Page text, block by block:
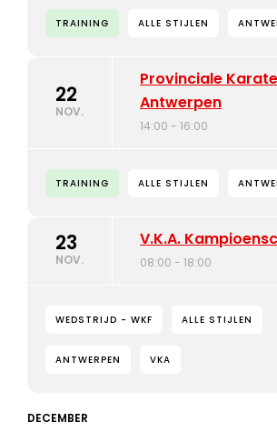
TRAINING ALLE STIJLEN
22
NOV.
Provinciale
Antwerpen
14:00 - 16:00
TRAINING ALLE STIJLEN
23
NOV.
V.K.A.
08:00 - 18:00
WEDSTRIJD - WKF ALLE STIJLEN
ANTWERPEN VKA
DECEMBER